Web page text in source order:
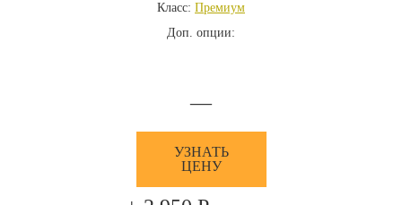
Класс: Премиум
Доп. опции:
—
УЗНАТЬ
ЦЕНУ